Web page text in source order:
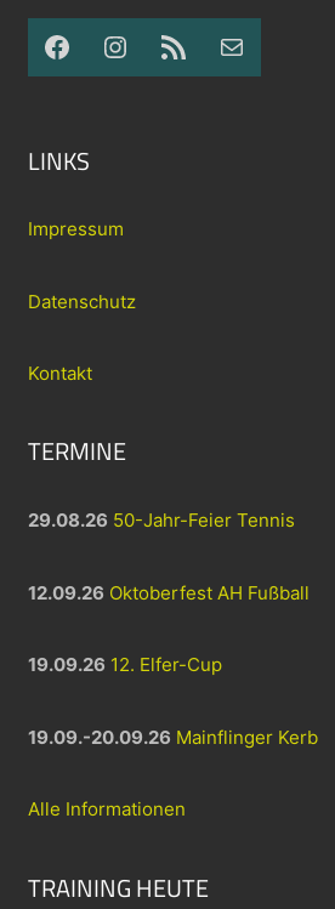
Facebook Instagram RSS-Feed E-Mail
LINKS
Impressum
Datenschutz
Kontakt
TERMINE
29.08.26 50-Jahr-Feier Tennis
12.09.26 Oktoberfest AH Fußball
19.09.26 12. Elfer-Cup
19.09.-20.09.26 Mainflinger Kerb
Alle Informationen
TRAINING HEUTE